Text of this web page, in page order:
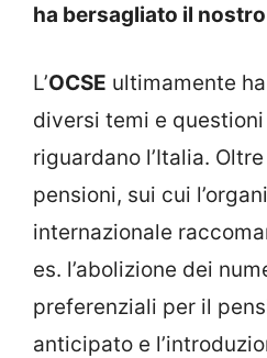
ha bersagliato il
L’OCSE ultimamente
diversi temi e
riguardano l’Italia.
pensioni, sui cui
internazionale
es. l’abolizione dei
preferenziali per il
anticipato e